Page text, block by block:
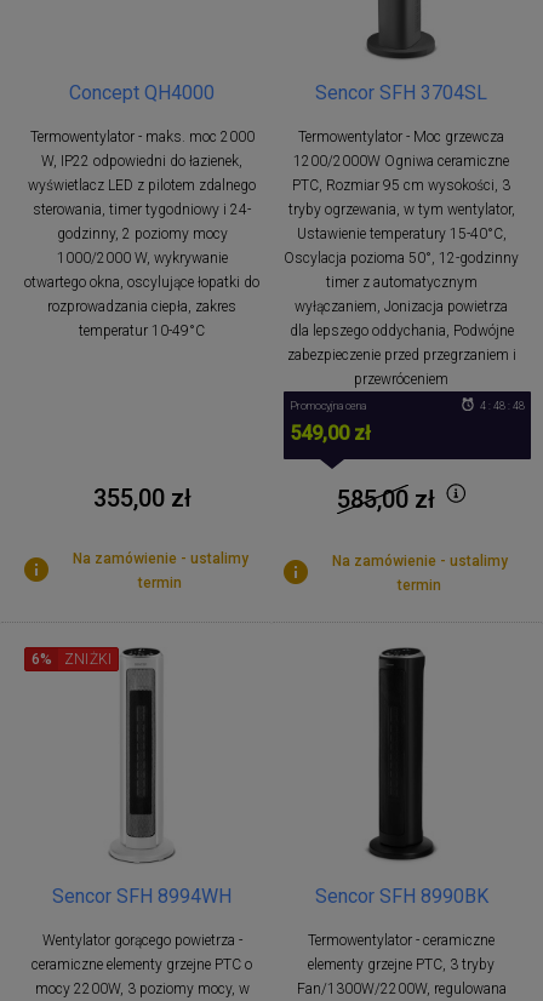
Concept QH4000
Termowentylator - maks. moc 2000
W, IP22 odpowiedni do łazienek,
wyświetlacz LED z pilotem zdalnego
sterowania, timer tygodniowy i 24-
godzinny, 2 poziomy mocy
1000/2000 W, wykrywanie
otwartego okna, oscylujące łopatki do
rozprowadzania ciepła, zakres
temperatur 10-49°C
355,00 zł
Na zamówienie - ustalimy
termin
Sencor SFH 3704SL
Termowentylator - Moc grzewcza
1200/2000W Ogniwa ceramiczne
PTC, Rozmiar 95 cm wysokości, 3
tryby ogrzewania, w tym wentylator,
Ustawienie temperatury 15-40°C,
Oscylacja pozioma 50°, 12-godzinny
timer z automatycznym
wyłączaniem, Jonizacja powietrza
dla lepszego oddychania, Podwójne
zabezpieczenie przed przegrzaniem i
przewróceniem
Promocyjna cena
549,00 zł
4 : 48 : 48
585,00zł
Na zamówienie - ustalimy
termin
Sencor SFH 8994WH
Wentylator gorącego powietrza -
ceramiczne elementy grzejne PTC o
mocy 2200W, 3 poziomy mocy, w
6% ZNIŻKI
Sencor SFH 8990BK
Termowentylator - ceramiczne
elementy grzejne PTC, 3 tryby
Fan/1300W/2200W, regulowana